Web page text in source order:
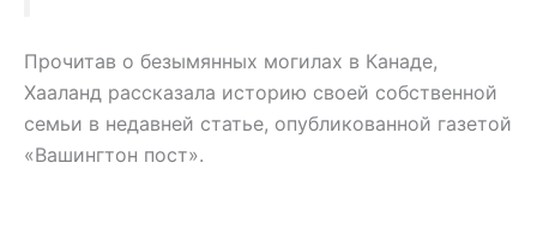
Прочитав о безымянных могилах в Канаде,
Хааланд рассказала историю своей собственной
семьи в недавней статье, опубликованной газетой
«Вашингтон пост».